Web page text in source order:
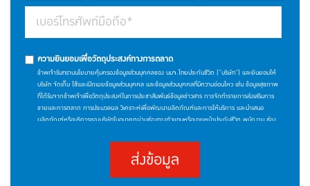
ความยินยอมเพื่อวัตถุประสงค์ทางการตลาด
ข้าพเจ้ารับทราบนโยบายคุ้มครองข้อมูลส่วนบุคคลของ บมจ.ไทยประกันชีวิต (“บริษัท”) และยินยอมให้
บริษัท จัดเก็บ ใช้และเปิดเผยข้อมูลส่วนบุคคล และข้อมูลส่วนบุคคลที่มีความอ่อนไหว เช่น ข้อมูลสุขภาพ
ที่ได้รับจากข้าพเจ้าเพื่อวัตถุประสงค์ในการประชาสัมพันธ์ข้อมูลข่าวสาร การจัดทำรายการส่งเสริมการ
ขายและการตลาด การประมวลผล วิเคราะห์เพื่อพัฒนาผลิตภัณฑ์และการให้บริการ และนำเสนอ
ผลิตภัณฑ์หรือบริการของบริษัทในอนาคตผ่านช่องทางตัวแทนหรือนายหน้าประกันชีวิต พนักงาน ช่อง
เจตนาให้ความยินยอมของข้าพเจ้า ซึ่งท่านสามารถศึกษารายละเอียดนโยบายคุ้มครองข้อมูลส่วนบุคคล
ของบริษัทและสิทธิของเจ้าของข้อมูลส่วนบุคคลได้ที่เว็บไซต์
(https://www.thailife.com/PrivacyPolicy)
ส่งข้อมูล